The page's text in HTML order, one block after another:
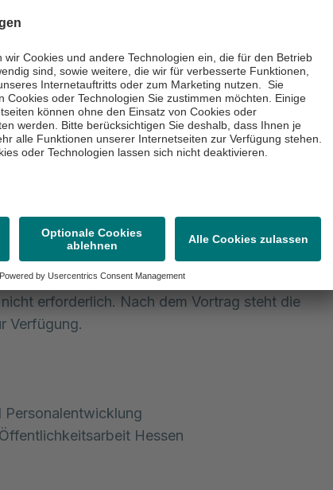
Umfeld der Patient:innen zu
Mandy Crawford, die als Fachkrankenpflegerin für
jahrelange Erfahrung verfügt. Mit fundierten
begleitet sie gemeinsam mit dem
insbesondere auch psychisch
Zeit.
der Fachpflege einen unschätzbaren Wert
05. Februar 2025 um 18.00 Uhr im
der Asklepios Klinik Lich statt. Der Eintritt
erforderlich. Nach dem Vortrag steht die
Verfügung.
Hessen